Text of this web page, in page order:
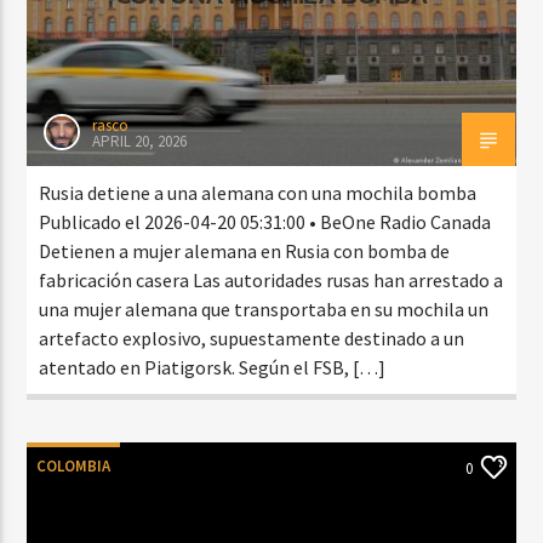
rasco
APRIL 20, 2026
Rusia detiene a una alemana con una mochila bomba
Publicado el 2026-04-20 05:31:00 • BeOne Radio Canada
Detienen a mujer alemana en Rusia con bomba de
fabricación casera Las autoridades rusas han arrestado a
una mujer alemana que transportaba en su mochila un
artefacto explosivo, supuestamente destinado a un
atentado en Piatigorsk. Según el FSB, […]
COLOMBIA 0